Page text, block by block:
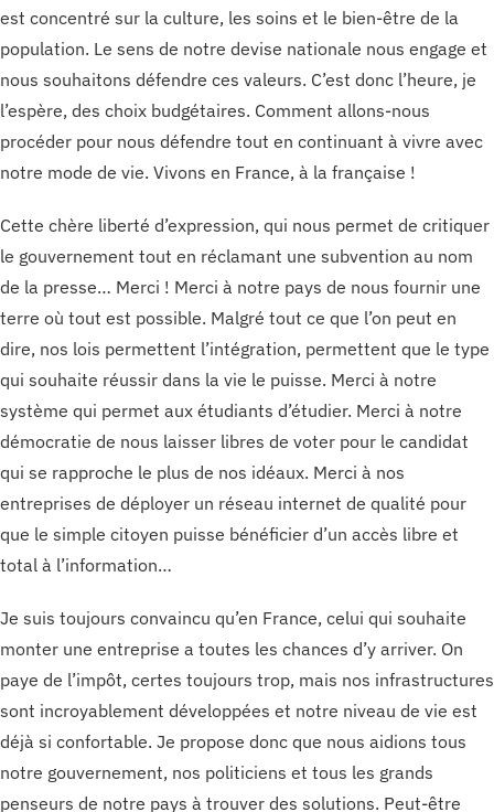
est concentré sur la culture, les soins et le bien-être de la
population. Le sens de notre devise nationale nous engage et
nous souhaitons défendre ces valeurs. C’est donc l’heure, je
l’espère, des choix budgétaires. Comment allons-nous
procéder pour nous défendre tout en continuant à vivre avec
notre mode de vie. Vivons en France, à la française !
Cette chère liberté d’expression, qui nous permet de critiquer
le gouvernement tout en réclamant une subvention au nom
de la presse… Merci ! Merci à notre pays de nous fournir une
terre où tout est possible. Malgré tout ce que l’on peut en
dire, nos lois permettent l’intégration, permettent que le type
qui souhaite réussir dans la vie le puisse. Merci à notre
système qui permet aux étudiants d’étudier. Merci à notre
démocratie de nous laisser libres de voter pour le candidat
qui se rapproche le plus de nos idéaux. Merci à nos
entreprises de déployer un réseau internet de qualité pour
que le simple citoyen puisse bénéficier d’un accès libre et
total à l’information…
Je suis toujours convaincu qu’en France, celui qui souhaite
monter une entreprise a toutes les chances d’y arriver. On
paye de l’impôt, certes toujours trop, mais nos infrastructures
sont incroyablement développées et notre niveau de vie est
déjà si confortable. Je propose donc que nous aidions tous
notre gouvernement, nos politiciens et tous les grands
penseurs de notre pays à trouver des solutions. Peut-être